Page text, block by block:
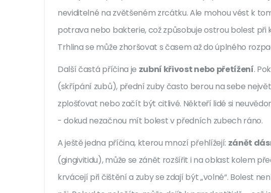
neviditelné na zvětšeném zrcátku. Ale mohou vést k
potrava nebo bakterie, což způsobuje ostrou bolest
Trhlina se může zhoršovat s časem až do úplného
Další častá příčina je zubní křivost nebo přetížení.
(skřípání zubů), přední zuby často berou na sebe
zplošťovat nebo začít být citlivé. Někteří lidé si
- dokud nezačnou mít bolest v předních zubech ráno.
A ještě jedna příčina, kterou mnozí přehlížejí: zánět
(gingivitidu), může se zánět rozšířit i na oblast kolem
krvácejí při čištění a zuby se zdají být „volné“. Bolest